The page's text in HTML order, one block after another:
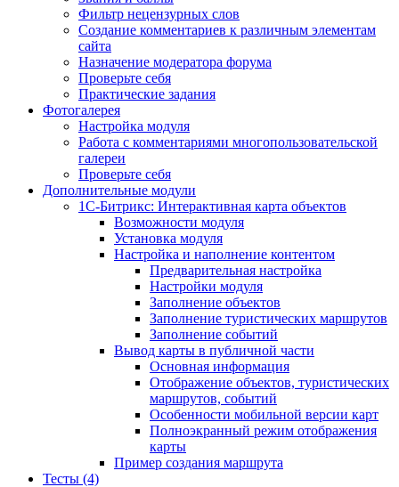
Фильтр нецензурных слов
Создание комментариев к различным элементам
сайта
Назначение модератора форума
Проверьте себя
Практические задания
Фотогалерея
Настройка модуля
Работа с комментариями многопользовательской
галереи
Проверьте себя
Дополнительные модули
1С-Битрикс: Интерактивная карта объектов
Возможности модуля
Установка модуля
Настройка и наполнение контентом
Предварительная настройка
Настройки модуля
Заполнение объектов
Заполнение туристических маршрутов
Заполнение событий
Вывод карты в публичной части
Основная информация
Отображение объектов, туристических
маршрутов, событий
Особенности мобильной версии карт
Полноэкранный режим отображения
карты
Пример создания маршрута
Тесты (4)